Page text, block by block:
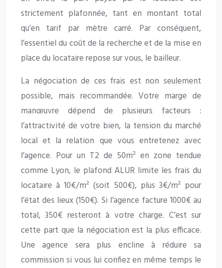
strictement plafonnée, tant en montant total
qu’en tarif par mètre carré. Par conséquent,
l’essentiel du coût de la recherche et de la mise en
place du locataire repose sur vous, le bailleur.
La négociation de ces frais est non seulement
possible, mais recommandée. Votre marge de
manœuvre dépend de plusieurs facteurs :
l’attractivité de votre bien, la tension du marché
local et la relation que vous entretenez avec
l’agence. Pour un T2 de 50m² en zone tendue
comme Lyon, le plafond ALUR limite les frais du
locataire à 10€/m² (soit 500€), plus 3€/m² pour
l’état des lieux (150€). Si l’agence facture 1000€ au
total, 350€ resteront à votre charge. C’est sur
cette part que la négociation est la plus efficace.
Une agence sera plus encline à réduire sa
commission si vous lui confiez en même temps le